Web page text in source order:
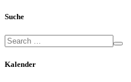
Suche
Kalender